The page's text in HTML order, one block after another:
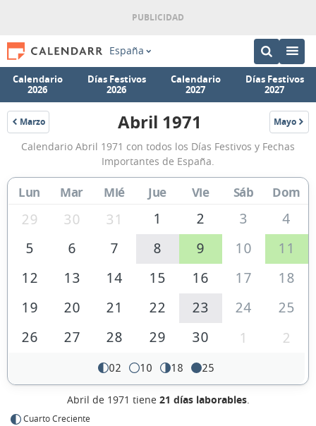
España
Calendario
2026
Días Festivos
2026
Calendario
2027
Días Festivos
2027
Marzo
1971
Calendario
Abril
1971
de
España
Abril 1971 Mayo
1971
Calendario Abril 1971 con todos los Días Festivos y Fechas
Importantes de España.
Lun Mar Mié Jue Vie Sáb Dom
29 30 31 1 2 3
4
5
6 7 8 9 10
11
12
13 14 15 16 17
18
19
20 21 22 23 24
25
26
27 28 29 30 1 2
02 10 18 25
Abril de 1971 tiene 21 días laborables.
Cuarto Creciente